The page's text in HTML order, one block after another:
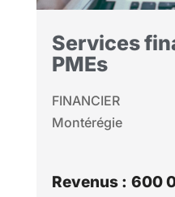
Services
PMEs
FINANCIER
Montérégie
Revenus : 600